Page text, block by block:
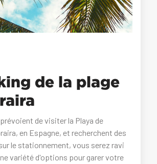
de la plage
de visiter la Playa de
en Espagne, et recherchent des
le stationnement, vous serez ravi
variété d'options pour garer votre